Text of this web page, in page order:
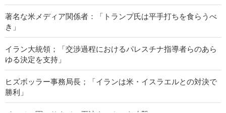
著名な米メディア関係者：「トランプ氏は平手打ちを食らうべ
き」
イラン大統領；「交渉過程におけるパレスチナ指導者らのあら
ゆる決定を支持」
ヒズボッラー事務局長；「イランは米・イスラエルとの対決で
勝利」